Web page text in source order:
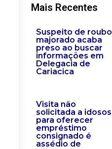
Mais Recentes
Suspeito de roubo
majorado acaba
preso ao buscar
informações em
Delegacia de
Cariacica
Visita não
solicitada a idosos
para oferecer
empréstimo
consignado é
assédio de